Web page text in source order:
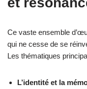
Ce vaste ensemble
qui ne cesse de se
Les thématiques
L’identité et la